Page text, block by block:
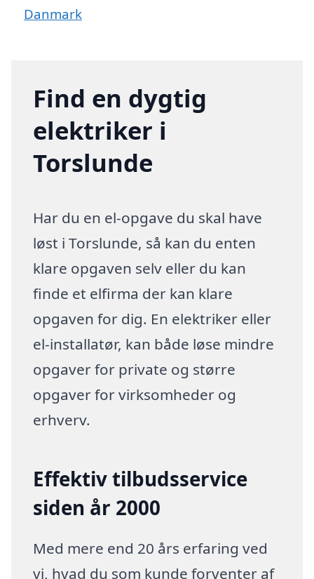
Danmark
Find en dygtig
elektriker i
Torslunde
Har du en el-opgave du skal have
løst i Torslunde, så kan du enten
klare opgaven selv eller du kan
finde et elfirma der kan klare
opgaven for dig. En elektriker eller
el-installatør, kan både løse mindre
opgaver for private og større
opgaver for virksomheder og
erhverv.
Effektiv tilbudsservice
siden år 2000
Med mere end 20 års erfaring ved
vi, hvad du som kunde forventer af